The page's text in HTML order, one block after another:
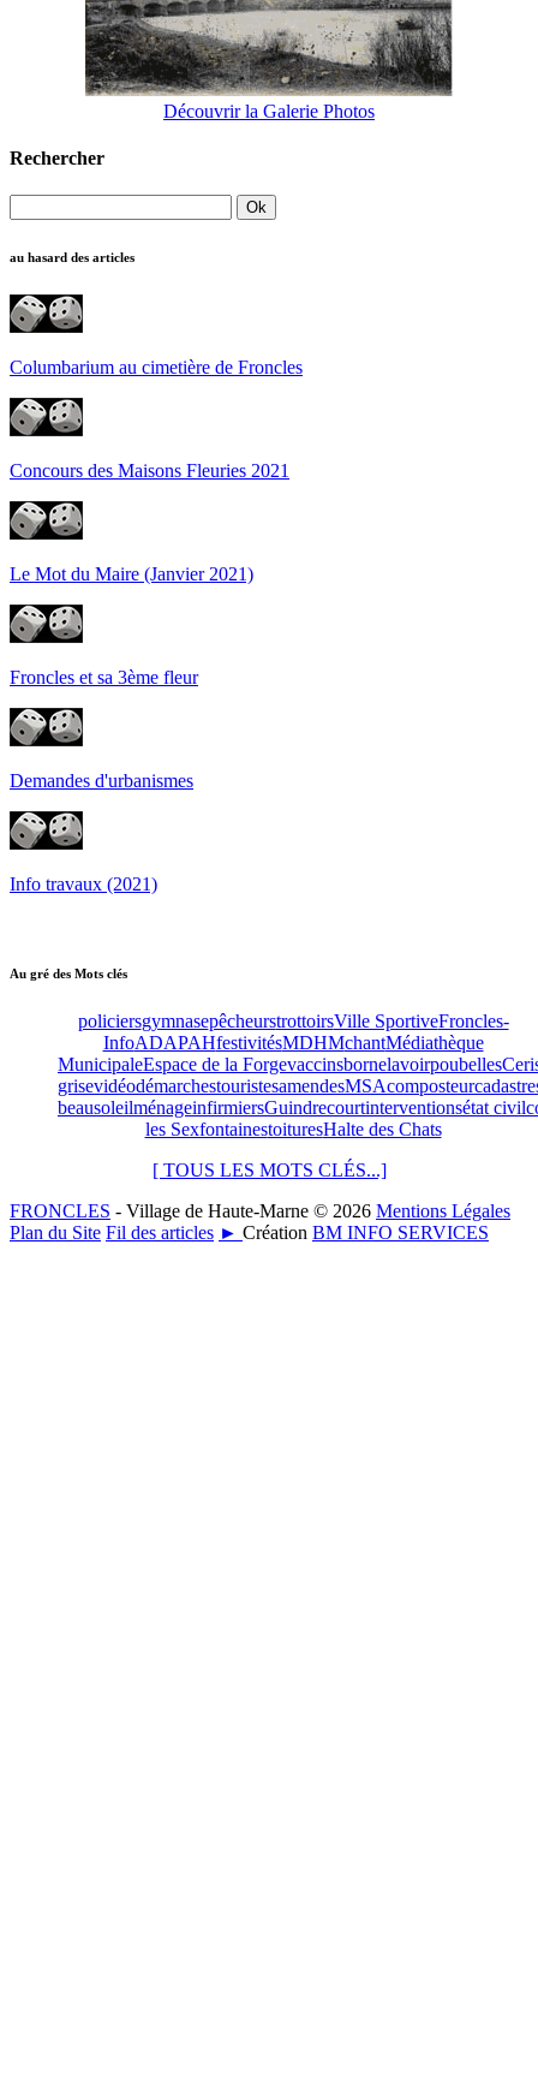
Découvrir la Galerie Photos
Rechercher
au hasard des articles
Columbarium au cimetière de Froncles
Concours des Maisons Fleuries 2021
Le Mot du Maire (Janvier 2021)
Froncles et sa 3ème fleur
Demandes d'urbanismes
Info travaux (2021)
Au gré des Mots clés
policiersgymnasepêcheurstrottoirsVille SportiveFroncles-
InfoADAPAHfestivitésMDHMchantMédiathèque
MunicipaleEspace de la Forgevaccinsbornelavoirpoubelles
grisevidéodémarchestouristesamendesMSAcomposteurcadastre
beausoleilménageinfirmiersGuindrecourtinterventionsétat civil
les SexfontainestoituresHalte des Chats
[ TOUS LES MOTS CLÉS...]
FRONCLES - Village de Haute-Marne © 2026 Mentions Légales
Plan du Site Fil des articles ► Création BM INFO SERVICES